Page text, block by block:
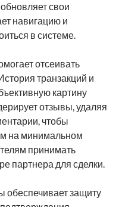
свои
навигацию и
в системе.
отсеивать
транзакций и
картину
отзывы, удаляя
чтобы
на минимальном
принимать
партнера для сделки.
защиту